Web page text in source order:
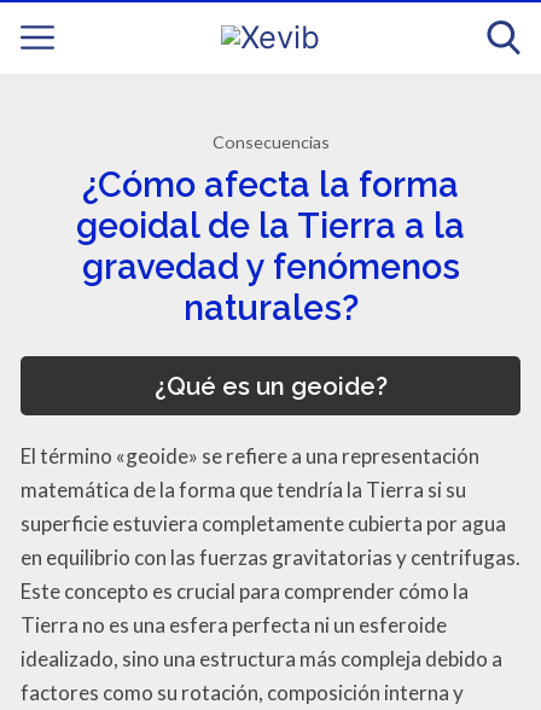
Consecuencias
¿Cómo afecta la forma
geoidal de la Tierra a la
gravedad y fenómenos
naturales?
¿Qué es un geoide?
El término «geoide» se refiere a una representación
matemática de la forma que tendría la Tierra si su
superficie estuviera completamente cubierta por agua
en equilibrio con las fuerzas gravitatorias y centrifugas.
Este concepto es crucial para comprender cómo la
Tierra no es una esfera perfecta ni un esferoide
idealizado, sino una estructura más compleja debido a
factores como su rotación, composición interna y